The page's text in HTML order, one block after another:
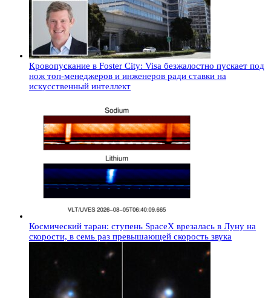
Кровопускание в Foster City: Visa безжалостно пускает под
нож топ-менеджеров и инженеров ради ставки на
искусственный интеллект
Космический таран: ступень SpaceX врезалась в Луну на
скорости, в семь раз превышающей скорость звука